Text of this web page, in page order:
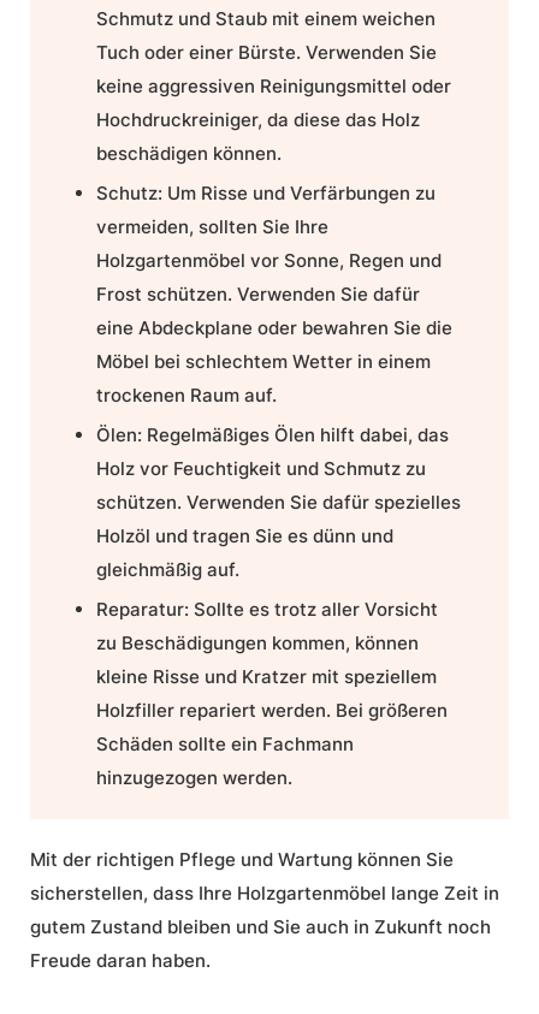
Schmutz und Staub mit einem weichen
Tuch oder einer Bürste. Verwenden Sie
keine aggressiven Reinigungsmittel oder
Hochdruckreiniger, da diese das Holz
beschädigen können.
Schutz: Um Risse und Verfärbungen zu
vermeiden, sollten Sie Ihre
Holzgartenmöbel vor Sonne, Regen und
Frost schützen. Verwenden Sie dafür
eine Abdeckplane oder bewahren Sie die
Möbel bei schlechtem Wetter in einem
trockenen Raum auf.
Ölen: Regelmäßiges Ölen hilft dabei, das
Holz vor Feuchtigkeit und Schmutz zu
schützen. Verwenden Sie dafür spezielles
Holzöl und tragen Sie es dünn und
gleichmäßig auf.
Reparatur: Sollte es trotz aller Vorsicht
zu Beschädigungen kommen, können
kleine Risse und Kratzer mit speziellem
Holzfiller repariert werden. Bei größeren
Schäden sollte ein Fachmann
hinzugezogen werden.
Mit der richtigen Pflege und Wartung können Sie
sicherstellen, dass Ihre Holzgartenmöbel lange Zeit in
gutem Zustand bleiben und Sie auch in Zukunft noch
Freude daran haben.